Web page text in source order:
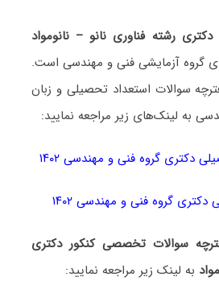
رشته فناوری نانو – نانومواد
گروه آزمایشی فنی و مهندسی است.
سوالات استعداد تحصیلی و زبان
به لینک‌های زیر مراجعه نمایید:
دکتری گروه فنی و مهندسی ۱۴۰۲
گروه فنی و مهندسی ۱۴۰۲
سوالات تخصصی کنکور دکتری
به لینک زیر مراجعه نمایید: